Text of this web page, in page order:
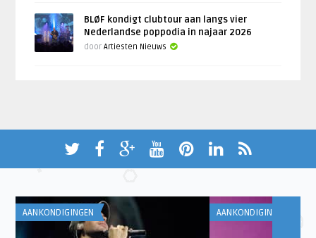
BLØF kondigt clubtour aan langs vier
Nederlandse poppodia in najaar 2026
doorArtiesten Nieuws
AANKONDIGINGEN AANKONDIGINGEN